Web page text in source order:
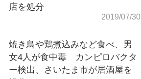
店を処分
2019/07/30
焼き鳥や鶏煮込みなど食べ、男
女4人が食中毒 カンピロバクタ
ー検出、さいたま市が居酒屋を